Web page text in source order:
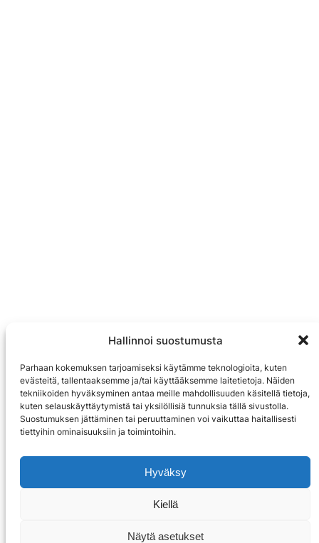
Hallinnoi suostumusta
Parhaan kokemuksen tarjoamiseksi käytämme teknologioita, kuten
evästeitä, tallentaaksemme ja/tai käyttääksemme laitetietoja. Näiden
tekniikoiden hyväksyminen antaa meille mahdollisuuden käsitellä tietoja,
kuten selauskäyttäytymistä tai yksilöllisiä tunnuksia tällä sivustolla.
Suostumuksen jättäminen tai peruuttaminen voi vaikuttaa haitallisesti
tiettyihin ominaisuuksiin ja toimintoihin.
Hyväksy
Kiellä
Näytä asetukset